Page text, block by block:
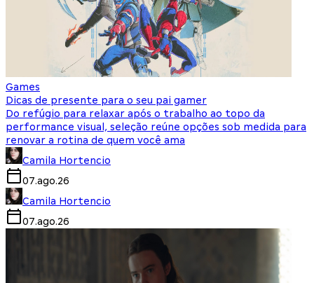
Games
Dicas de presente para o seu pai gamer
Do refúgio para relaxar após o trabalho ao topo da
performance visual, seleção reúne opções sob medida para
renovar a rotina de quem você ama
Camila Hortencio
07.ago.26
Camila Hortencio
07.ago.26